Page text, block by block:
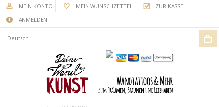
MEIN KONTO MEIN WUNSCHZETTEL
ZUR KASSE
ANMELDEN
Deutsch